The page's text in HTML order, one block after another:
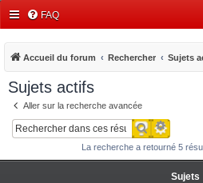
FAQ
Accueil du forum Rechercher Sujets
Sujets actifs
Aller sur la recherche avancée
Rechercher
La recherche a retourné 5
Sujets